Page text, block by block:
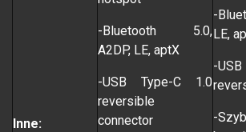
Inne:
-Bluetooth 5.0,
A2DP, LE, aptX
-USB Type-C 1.0
reversible
connector
-
LE,
-
-